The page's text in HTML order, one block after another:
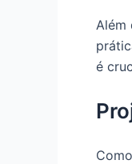
Além
é